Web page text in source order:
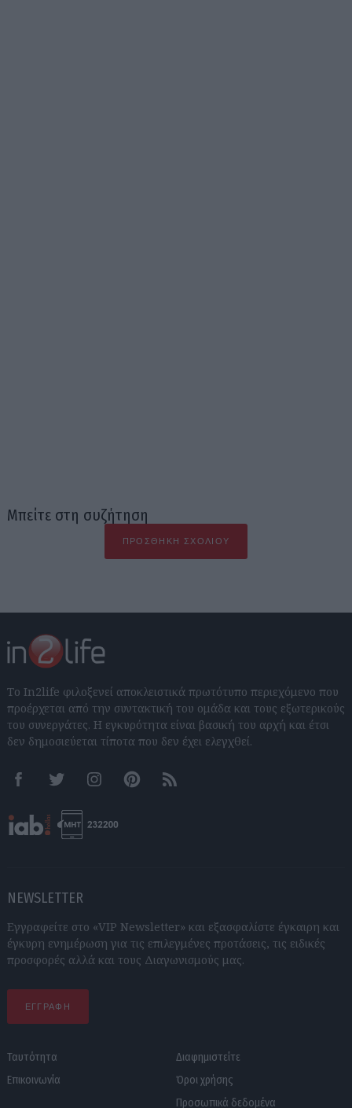
Μπείτε στη συζήτηση
ΠΡΟΣΘΉΚΗ ΣΧΟΛΊΟΥ
Το In2life φιλοξενεί αποκλειστικά πρωτότυπο περιεχόμενο που
προέρχεται από την συντακτική του ομάδα και τους εξωτερικούς
του συνεργάτες. Η εγκυρότητα είναι βασική του αρχή και έτσι
δεν δημοσιεύεται τίποτα που δεν έχει ελεγχθεί.
FacebookTwitter InstagramPinterestRSS feeds
NEWSLETTER
Εγγραφείτε στο «VIP Newsletter» και εξασφαλίστε έγκαιρη και
έγκυρη ενημέρωση για τις επιλεγμένες προτάσεις, τις ειδικές
προσφορές αλλά και τους Διαγωνισμούς μας.
ΕΓΓΡΑΦΗ
Ταυτότητα
Επικοινωνία
Διαφημιστείτε
Όροι χρήσης
Προσωπικά δεδομένα